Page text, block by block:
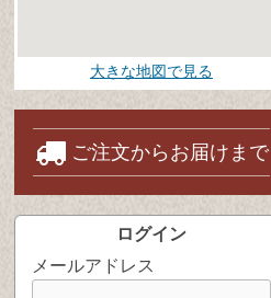
大きな地図で見る
ご注文からお届けまで
ログイン
メールアドレス